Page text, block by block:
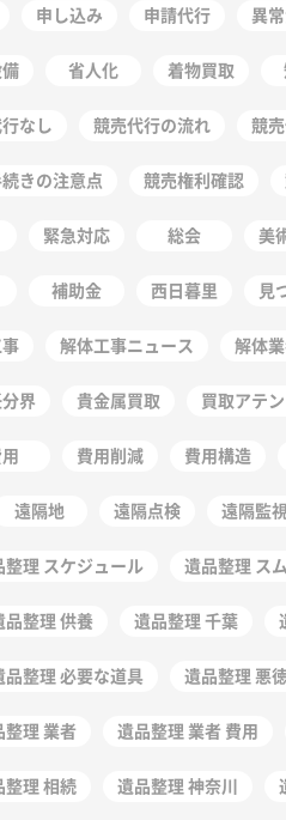
申し込み 申請代行 異
省人化 着物買取
なし 競売代行の流れ 競
きの注意点 競売権利確認
緊急対応 総会 美
補助金 西日暮里 見
解体工事ニュース 解体
界 貴金属買取 買取アテ
費用削減 費用構造
遠隔地 遠隔点検 遠隔監視
整理 スケジュール 遺品整理 ス
品整理 供養 遺品整理 千葉
品整理 必要な道具 遺品整理 悪
整理 業者 遺品整理 業者 費用
整理 相続 遺品整理 神奈川